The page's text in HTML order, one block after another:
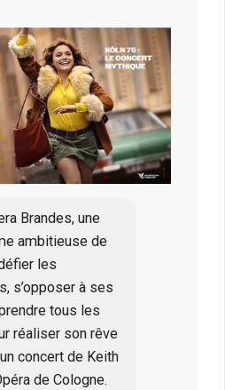
Brandes, une
ambitieuse de
les
s’opposer à ses
tous les
réaliser son rêve
concert de Keith
de Cologne.